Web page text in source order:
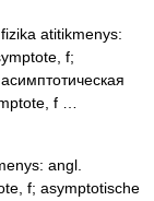
atitikmenys:
f;
f …
angl.
f; asymptotische